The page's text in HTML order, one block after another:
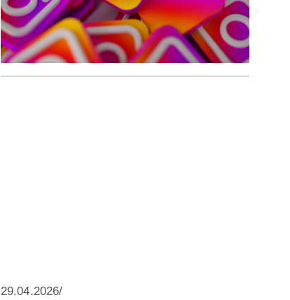
29.04.2026/